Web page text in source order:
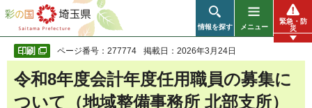
彩の国 埼玉県
情報を探す メニュー
緊急・防
災
ページ番号：277774 掲載日：2026年3月24日
令和8年度会計年度任用職員の募集に
ついて（地域整備事務所 北部支所）